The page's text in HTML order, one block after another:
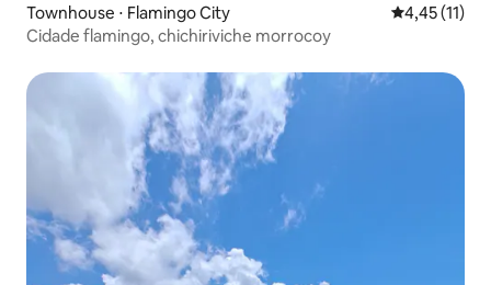
Townhouse ⋅ Flamingo City 4,45 de uma
4,45 (11)
Cidade flamingo, chichiriviche morrocoy